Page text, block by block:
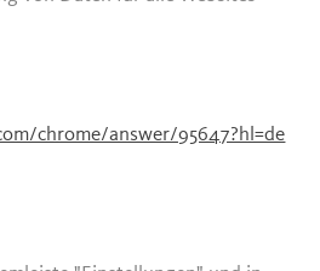
chrome/answer/95647?hl=de